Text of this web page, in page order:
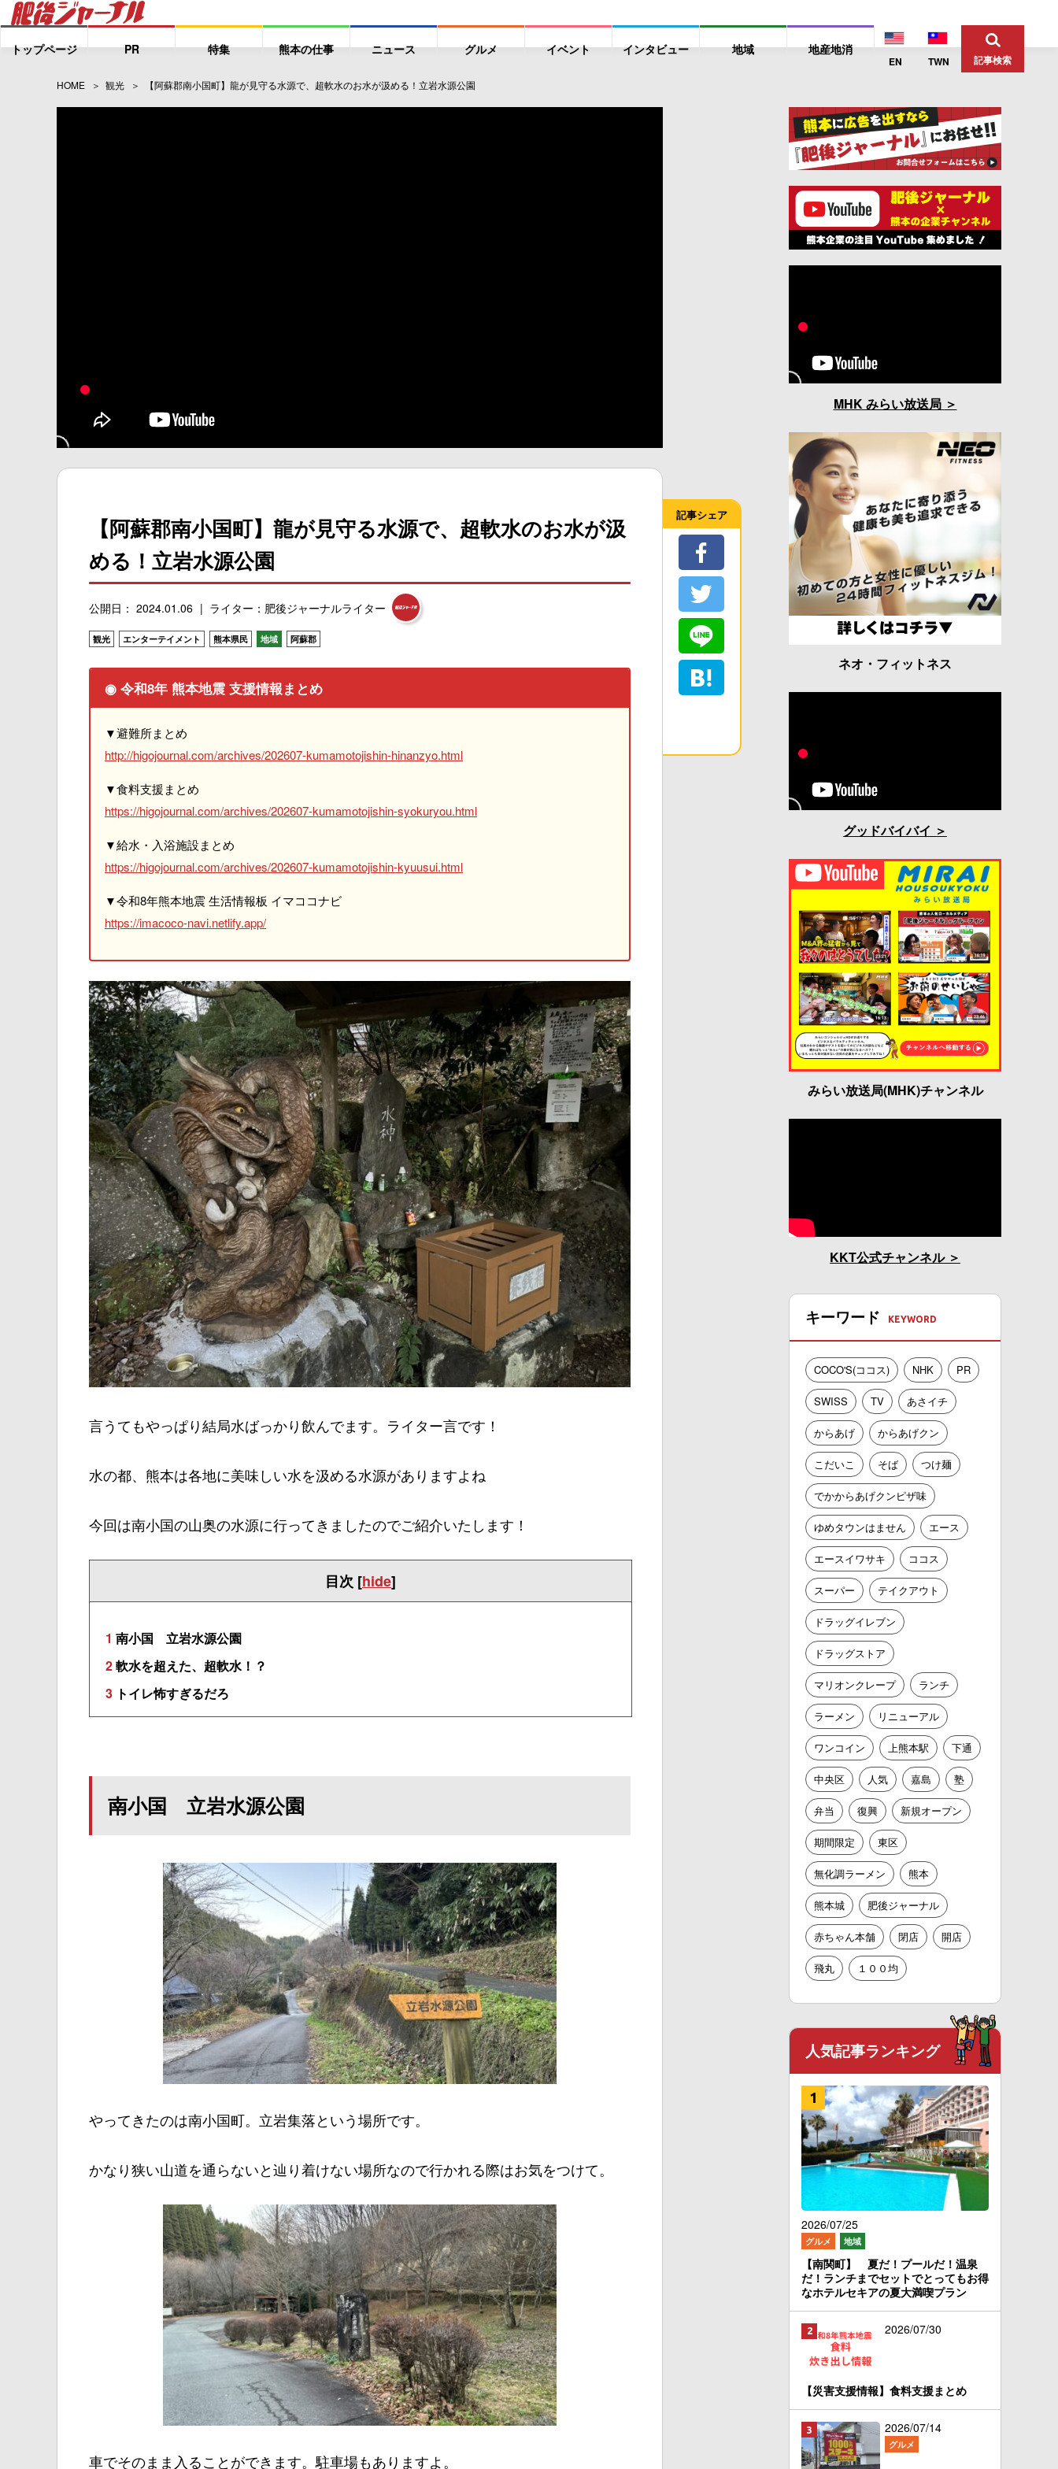
トップページ PR 特集 熊本の仕事 ニュース グルメ イベント インタビュー 地域 地産地消
EN TWN 記事検索
HOME 観光 【阿蘇郡南小国町】龍が見守る水源で、超軟水のお水が汲める！立岩水源公園
【阿蘇郡南小国町】龍が見守る水源で、超軟水のお水が汲
める！立岩水源公園
公開日： 2024.01.06 ライター：肥後ジャーナルライター
観光 エンターテイメント 熊本県民 地域 阿蘇郡
◉ 令和8年 熊本地震 支援情報まとめ
▼避難所まとめ
http://higojournal.com/archives/202607-kumamotojishin-hinanzyo.html
▼食料支援まとめ
https://higojournal.com/archives/202607-kumamotojishin-syokuryou.html
▼給水・入浴施設まとめ
https://higojournal.com/archives/202607-kumamotojishin-kyuusui.html
▼令和8年熊本地震 生活情報板 イマココナビ
https://imacoco-navi.netlify.app/
言うてもやっぱり結局水ばっかり飲んでます。ライター言です！
水の都、熊本は各地に美味しい水を汲める水源がありますよね
今回は南小国の山奥の水源に行ってきましたのでご紹介いたします！
目次 [hide]
1 南小国 立岩水源公園
2軟水を超えた、超軟水！？
3 トイレ怖すぎるだろ
南小国 立岩水源公園
やってきたのは南小国町。立岩集落という場所です。
かなり狭い山道を通らないと辿り着けない場所なので行かれる際はお気をつけて。
車でそのまま入ることができます。駐車場もありますよ。
記事シェア
MHK みらい放送局
ネオ・フィットネス
グッドバイバイ
みらい放送局(MHK)チャンネル
KKT公式チャンネル
キーワード
COCO'S(ココス) NHK PR
SWISS TV あさイチ
からあげ からあげクン
こだいこ そば つけ麺
でかからあげクンピザ味
ゆめタウンはません エース
エースイワサキ ココス
スーパー テイクアウト
ドラッグイレブン
ドラッグストア
マリオンクレープ ランチ
ラーメン リニューアル
ワンコイン 上熊本駅 下通
中央区 人気 嘉島 塾
弁当 復興 新規オープン
期間限定 東区
無化調ラーメン 熊本
熊本城 肥後ジャーナル
赤ちゃん本舗 閉店 開店
飛丸 １００均
人気記事ランキング
2026/07/25
グルメ 地域
【南関町】 夏だ！プールだ！温泉
だ！ランチまでセットでとってもお得
なホテルセキアの夏大満喫プラン
2026/07/30
【災害支援情報】食料支援まとめ
2026/07/14
グルメ